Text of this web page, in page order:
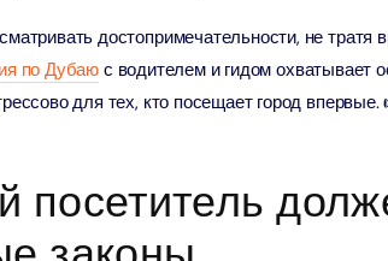
Hours) + Dhow Cruise Dinner in
Арабские Эмираты
Park With Free Shuttle
достопримечательности, не
по Дубаю с водителем и гидом охватывает
для тех, кто посещает город впервые.
посетитель